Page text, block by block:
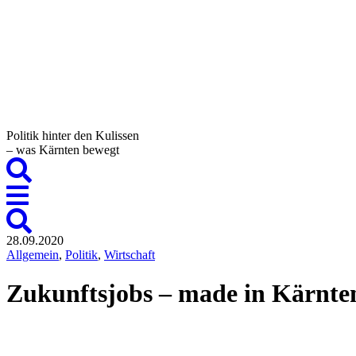
Politik hinter den Kulissen
– was Kärnten bewegt
28.09.2020
Allgemein, Politik, Wirtschaft
Zukunftsjobs – made in